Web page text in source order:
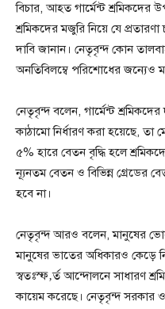
বিচার, আহত গার্মেন্ট শ্রমিকদের
শ্রমিকদের মজুরি নিয়ে যে
দাবি জানান। নেতৃবৃন্দ কোন
অনতিবিলম্বে পরিশোধের জন্যেও
নেতৃবৃন্দ বলেন, গার্মেন্ট
কাঠামো নির্ধারণ করা হয়েছে,
৫% হারে বেতন বৃদ্ধি হলে
ন্যূনতম বেতন ও বিভিন্ন গ্রেডের
হবে না।
নেতৃবৃন্দ আরও বলেন, মানুষের
মানুষের ভাতের অধিকারও কেড়ে
স্বতঃস্ফ‚র্ত আন্দোলনে সাধারণ
কায়েম করেছে। নেতৃবৃন্দ সরকার ও